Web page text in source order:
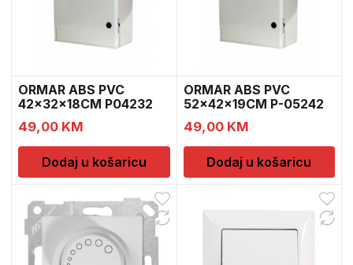
ORMAR ABS PVC
42x32x18CM P04232
RB.109
49,00 KM
Dodaj u košaricu
ORMAR ABS PVC
52x42x19CM P-05242
RB.110
49,00 KM
Dodaj u košaricu